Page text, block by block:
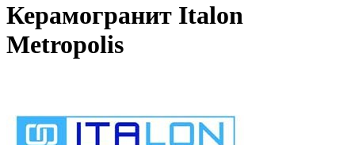
Керамогранит Italon
Metropolis